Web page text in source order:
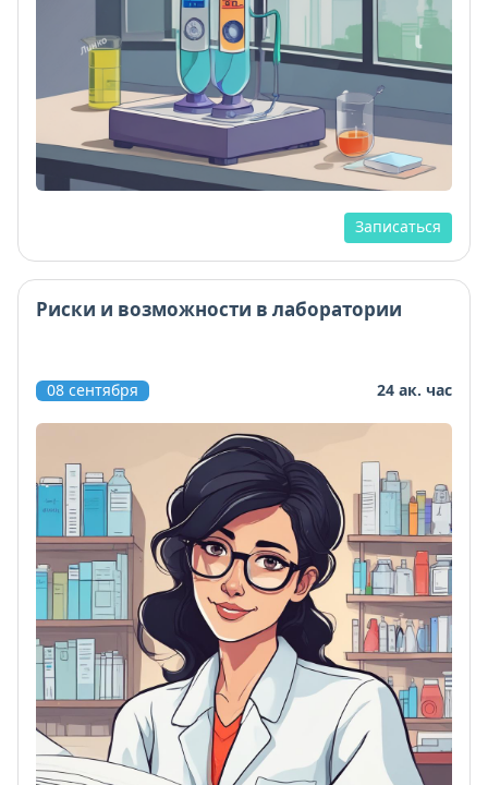
Записаться
Риски и возможности в лаборатории
08 сентября 24 ак. час